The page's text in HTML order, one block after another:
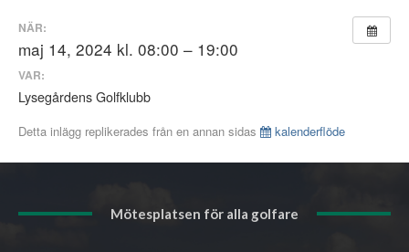
NÄR:
maj 14, 2024 kl. 08:00 – 19:00
VAR:
Lysegårdens Golfklubb
Detta inlägg replikerades från en annan sidas kalenderflöde
Mötesplatsen för alla golfare